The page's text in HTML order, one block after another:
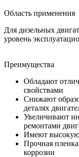
Область применения
Для дизельных
уровень
Преимущества
Обладают
свойствами
Снижают
деталях
Увеличивают
ремонтами
Имеют высокую
Прочная
коррозии